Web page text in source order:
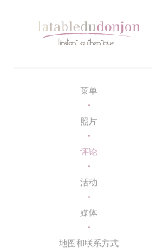
菜单
照片
评论
活动
媒体
地图和联系方式